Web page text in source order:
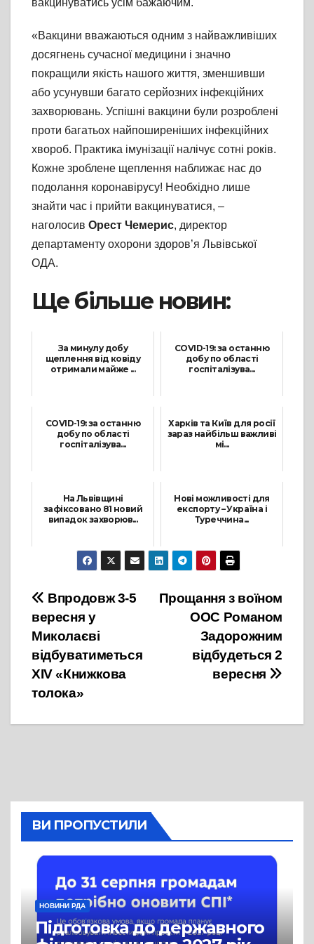
вакцинуватись усім бажаючим.
«Вакцини вважаються одним з найважливіших
досягнень сучасної медицини і значно
покращили якість нашого життя, зменшивши
або усунувши багато серйозних інфекційних
захворювань. Успішні вакцини були розроблені
проти багатьох найпоширеніших інфекційних
хвороб. Практика імунізації налічує сотні років.
Кожне зроблене щеплення наближає нас до
подолання коронавірусу! Необхідно лише
знайти час і прийти вакцинуватися, –
наголосив Орест Чемерис, директор
департаменту охорони здоров’я Львівської
ОДА.
Ще більше новин:
За минулу добу
щеплення від ковіду
отримали майже ...
COVID-19: за останню
добу по області
госпіталізува...
COVID-19: за останню
добу по області
госпіталізува...
Харків та Київ для росії
зараз найбільш важливі
мі...
На Львівщині
зафіксовано 81 новий
випадок захворюв...
4 Червня, 2021
Нові можливості для
експорту – Україна і
Туреччина...
4 Лютого, 2022
Навігація
записів
Прощання з воїном
ООС Романом
Задорожним
відбудеться 2
вересня
Впродовж 3-5
вересня у
Миколаєві
відбуватиметься
XIV «Книжкова
толока»
ВИ ПРОПУСТИЛИ
НОВИНИ РДА
Підготовка до державного